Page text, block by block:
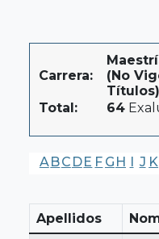
Carrera:
(No
Títulos)
Total:
64
A BC DE F G H I J K
Apellidos